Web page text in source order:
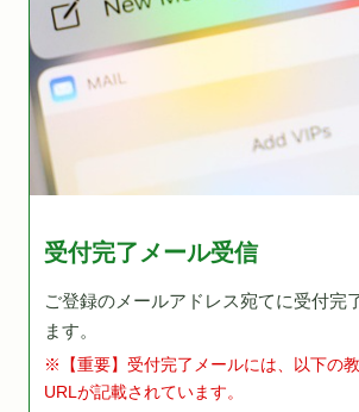
受付完了メール受信
ご登録のメールアドレス宛てに受付完
ます。
※【重要】受付完了メールには、以下の
URLが記載されています。